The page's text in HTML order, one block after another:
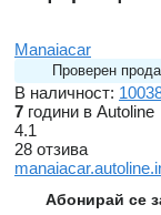
Manaiacar
Проверен
В наличност:
7 години в Autoline
4.1
28 отзива
Абонирай се